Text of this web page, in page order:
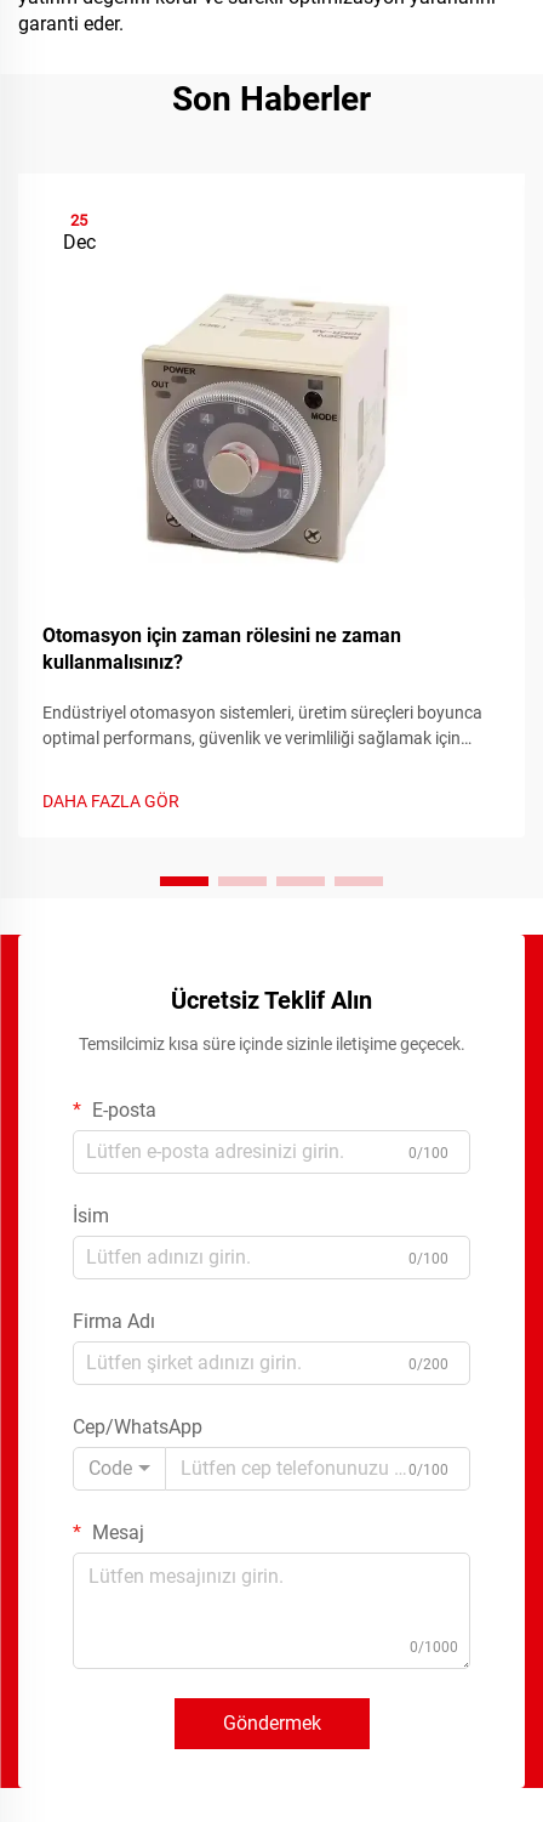
garanti eder.
Son Haberler
25
Dec
Otomasyon için zaman rölesini ne zaman
kullanmalısınız?
Endüstriyel otomasyon sistemleri, üretim süreçleri boyunca
optimal performans, güvenlik ve verimliliği sağlamak için
röle, bu sistemlerde kritik bir bileşen olarak işlev görür ve
DAHA FAZLA GÖR
Ücretsiz Teklif Alın
Temsilcimiz kısa süre içinde sizinle iletişime geçecek.
E-posta
0/100
İsim
0/100
Firma Adı
0/200
Cep/WhatsApp
Code
0/100
Mesaj
0/1000
Göndermek